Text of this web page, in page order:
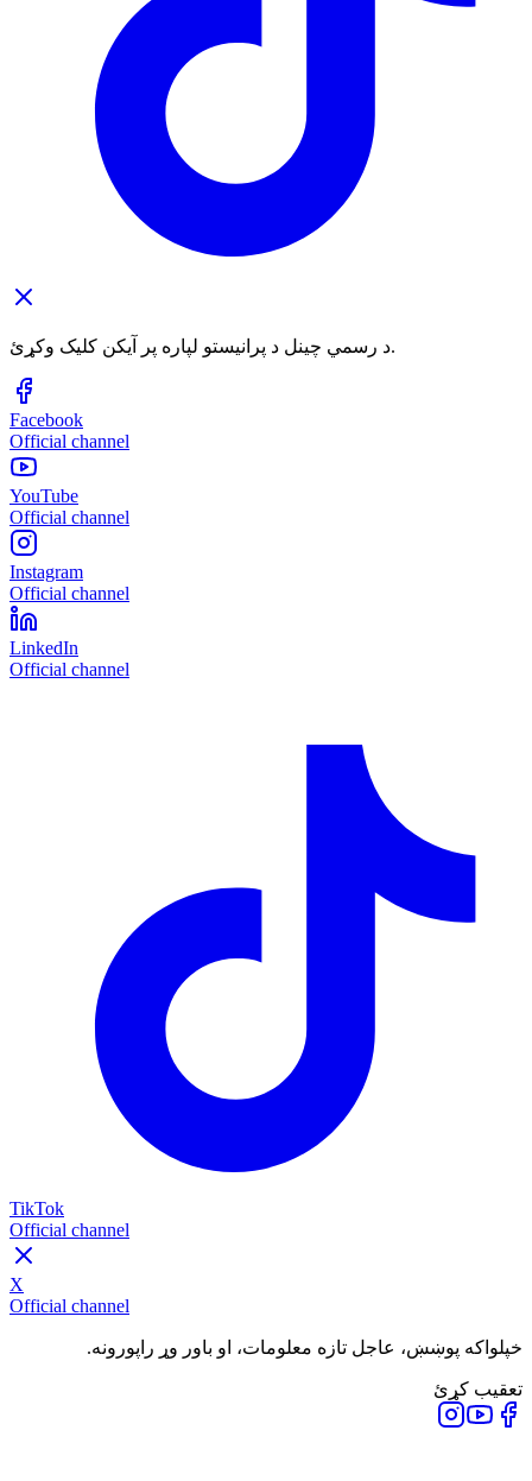
د رسمي چینل د پرانیستو لپاره پر آیکن کلیک وکړئ.
Facebook
Official channel
YouTube
Official channel
Instagram
Official channel
LinkedIn
Official channel
TikTok
Official channel
X
Official channel
خپلواکه پوښښ، عاجل تازه معلومات، او باور وړ راپورونه.
تعقیب کړئ